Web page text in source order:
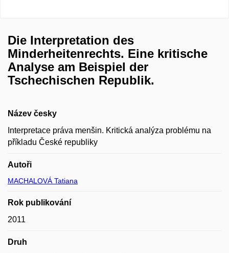
Die Interpretation des
Minderheitenrechts. Eine kritische
Analyse am Beispiel der
Tschechischen Republik.
Název česky
Interpretace práva menšin. Kritická analýza problému na
příkladu České republiky
Autoři
MACHALOVÁ Tatiana
Rok publikování
2011
Druh